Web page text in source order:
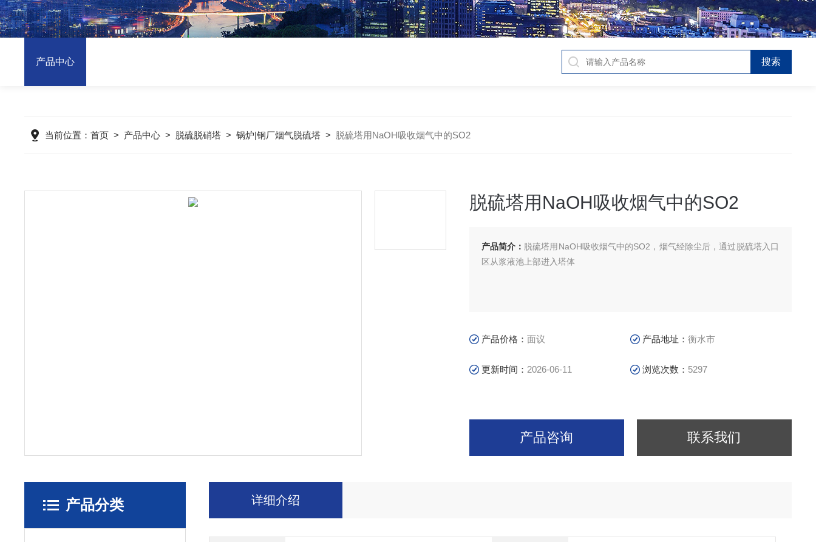
产品中心
当前位置：首页 > 产品中心 > 脱硫脱硝塔 >锅炉|钢厂烟气脱硫塔 > 脱硫塔用NaOH吸收烟气中的SO2
脱硫塔用NaOH吸收烟气中的SO2
产品简介： 脱硫塔用NaOH吸收烟气中的SO2，烟气经除尘后，通过脱硫塔入口
区从浆液池上部进入塔体
产品价格：面议 产品地址：衡水市
更新时间： 2026-06-11 浏览次数： 5297
产品咨询 联系我们
产品分类 详细介绍